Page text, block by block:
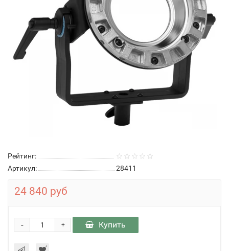
Рейтинг:
Артикул:
28411
24 840 руб
+
- Купить